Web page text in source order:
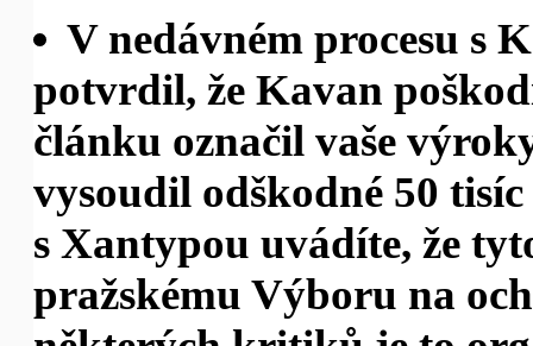
V nedávném procesu s
potvrdil, že Kavan
článku označil vaše
vysoudil odškodné 50
s Xantypou uvádíte, že
pražskému Výboru na